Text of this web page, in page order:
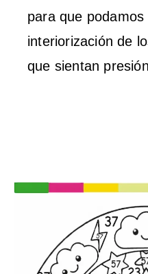
para que podamos
interiorización de
que sientan